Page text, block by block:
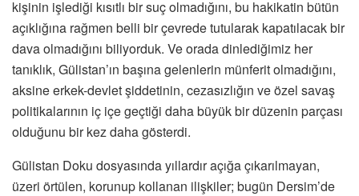
kişinin işlediği kısıtlı bir suç olmadığını, bu hakikatin bütün
açıklığına rağmen belli bir çevrede tutularak kapatılacak bir
dava olmadığını biliyorduk. Ve orada dinlediğimiz her
tanıklık, Gülistan’ın başına gelenlerin münferit olmadığını,
aksine erkek-devlet şiddetinin, cezasızlığın ve özel savaş
politikalarının iç içe geçtiği daha büyük bir düzenin parçası
olduğunu bir kez daha gösterdi.
Gülistan Doku dosyasında yıllardır açığa çıkarılmayan,
üzeri örtülen, korunup kollanan ilişkiler; bugün Dersim’de